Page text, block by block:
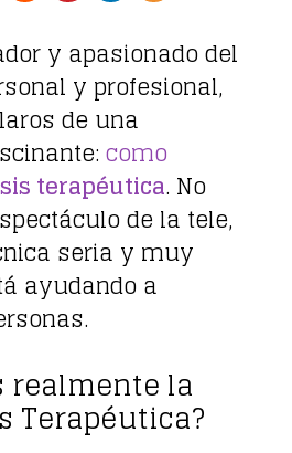
y apasionado del
y profesional,
de una
como
terapéutica. No
de la tele,
seria y muy
ayudando a
realmente la
Terapéutica?